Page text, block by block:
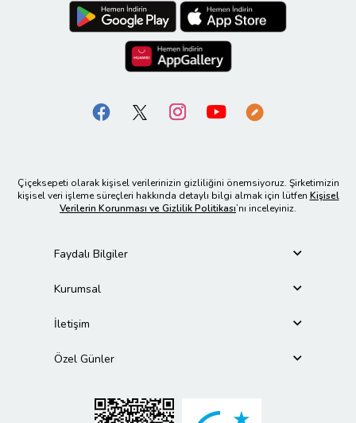
Çiçeksepeti olarak kişisel verilerinizin gizliliğini önemsiyoruz. Şirketimizin
kişisel veri işleme süreçleri hakkında detaylı bilgi almak için lütfen Kişisel
Verilerin Korunması ve Gizlilik Politikası’nı inceleyiniz.
Faydalı Bilgiler
Kurumsal
İletişim
Özel Günler